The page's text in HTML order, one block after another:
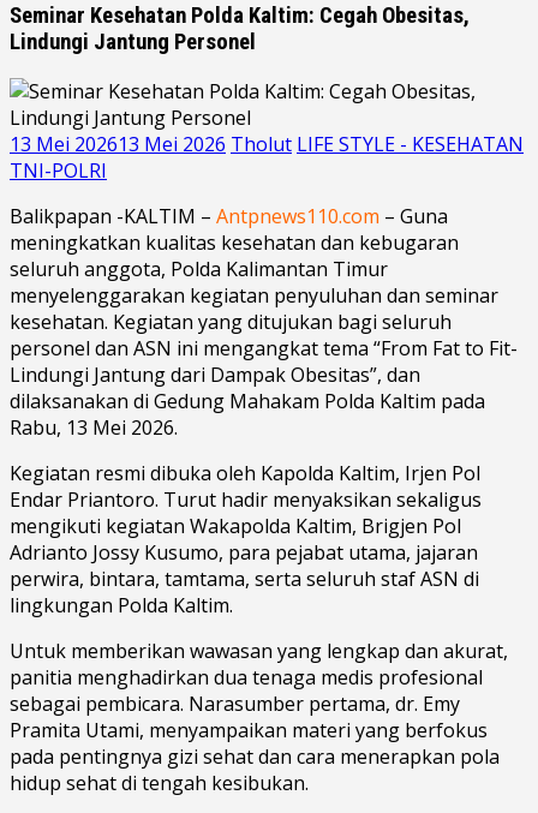
Seminar Kesehatan Polda Kaltim: Cegah Obesitas,
Lindungi Jantung Personel
13 Mei 202613 Mei 2026 Tholut LIFE STYLE - KESEHATAN
TNI-POLRI
Balikpapan -KALTIM – Antpnews110.com – Guna
meningkatkan kualitas kesehatan dan kebugaran
seluruh anggota, Polda Kalimantan Timur
menyelenggarakan kegiatan penyuluhan dan seminar
kesehatan. Kegiatan yang ditujukan bagi seluruh
personel dan ASN ini mengangkat tema “From Fat to Fit-
Lindungi Jantung dari Dampak Obesitas”, dan
dilaksanakan di Gedung Mahakam Polda Kaltim pada
Rabu, 13 Mei 2026.
Kegiatan resmi dibuka oleh Kapolda Kaltim, Irjen Pol
Endar Priantoro. Turut hadir menyaksikan sekaligus
mengikuti kegiatan Wakapolda Kaltim, Brigjen Pol
Adrianto Jossy Kusumo, para pejabat utama, jajaran
perwira, bintara, tamtama, serta seluruh staf ASN di
lingkungan Polda Kaltim.
Untuk memberikan wawasan yang lengkap dan akurat,
panitia menghadirkan dua tenaga medis profesional
sebagai pembicara. Narasumber pertama, dr. Emy
Pramita Utami, menyampaikan materi yang berfokus
pada pentingnya gizi sehat dan cara menerapkan pola
hidup sehat di tengah kesibukan.